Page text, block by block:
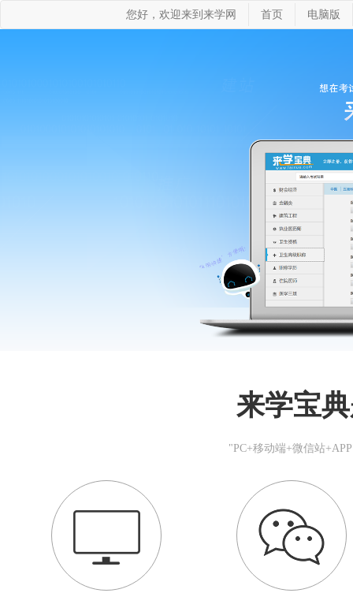
您好，欢迎来到来学网 首页 电脑版
来学宝
"PC+移动端+微信站